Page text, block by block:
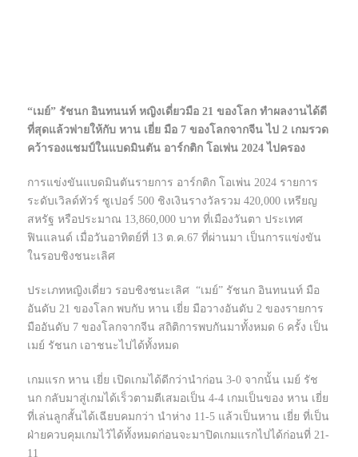
“เมย์” รัชนก อินทนนท์ หญิงเดี่ยวมือ 21 ของโลก ทำผลงานได้ดี
ที่สุดแล้วพ่ายให้กับ หาน เยี่ย มือ 7 ของโลกจากจีน ไป 2 เกมรวด
คว้ารองแชมป์ในแบดมินตัน อาร์กติก โอเพ่น 2024 ไปครอง
การแข่งขันแบดมินตันรายการ อาร์กติก โอเพ่น 2024 รายการ
ระดับเวิลด์ทัวร์ ซูเปอร์ 500 ชิงเงินรางวัลรวม 420,000 เหรียญ
สหรัฐ หรือประมาณ 13,860,000 บาท ที่เมืองวันตา ประเทศ
ฟินแลนด์ เมื่อวันอาทิตย์ที่ 13 ต.ค.67 ที่ผ่านมา เป็นการแข่งขัน
ในรอบชิงชนะเลิศ
ประเภทหญิงเดี่ยว รอบชิงชนะเลิศ “เมย์” รัชนก อินทนนท์ มือ
อันดับ 21 ของโลก พบกับ หาน เยี่ย มือวางอันดับ 2 ของรายการ
มืออันดับ 7 ของโลกจากจีน สถิติการพบกันมาทั้งหมด 6 ครั้ง เป็น
เมย์ รัชนก เอาชนะไปได้ทั้งหมด
เกมแรก หาน เยี่ย เปิดเกมได้ดีกว่านำก่อน 3-0 จากนั้น เมย์ รัช
นก กลับมาสู่เกมได้เร็วตามตีเสมอเป็น 4-4 เกมเป็นของ หาน เยี่ย
ที่เล่นลูกสั้นได้เฉียบคมกว่า นำห่าง 11-5 แล้วเป็นหาน เยี่ย ที่เป็น
ฝ่ายควบคุมเกมไว้ได้ทั้งหมดก่อนจะมาปิดเกมแรกไปได้ก่อนที่ 21-
11